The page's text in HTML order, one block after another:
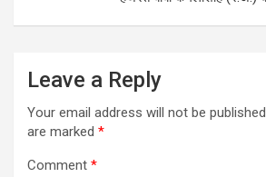
Leave a Reply
Your email address will not be
are marked *
Comment *